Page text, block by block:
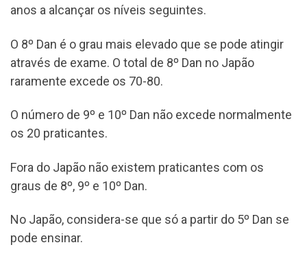
anos a alcançar os níveis seguintes.
O 8º Dan é o grau mais elevado que se pode atingir
através de exame. O total de 8º Dan no Japão
raramente excede os 70-80.
O número de 9º e 10º Dan não excede normalmente
os 20 praticantes.
Fora do Japão não existem praticantes com os
graus de 8º, 9º e 10º Dan.
No Japão, considera-se que só a partir do 5º Dan se
pode ensinar.